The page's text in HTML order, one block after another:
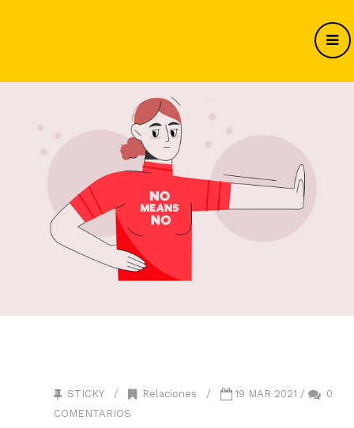
STICKY / Relaciones / 19 MAR 2021 /
0
COMENTARIOS